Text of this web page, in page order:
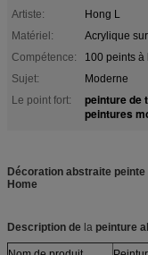
Artiste:
Hong L
Matériel:
Acrylique
Compétence:
100 peints à
Sujet:
Moderne
Le point fort:
peinture de
peintures
Décoration abstraite
Home
Description de la peinture